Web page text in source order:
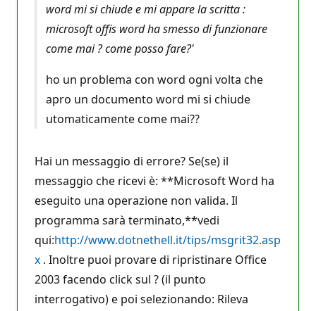
word mi si chiude e mi appare la scritta :
microsoft offis word ha smesso di funzionare
come mai ? come posso fare?'
ho un problema con word ogni volta che
apro un documento word mi si chiude
utomaticamente come mai??
Hai un messaggio di errore? Se(se) il
messaggio che ricevi è: **Microsoft Word ha
eseguito una operazione non valida. Il
programma sarà terminato,**vedi
qui:http://www.dotnethell.it/tips/msgrit32.asp
x . Inoltre puoi provare di ripristinare Office
2003 facendo click sul ? (il punto
interrogativo) e poi selezionando: Rileva